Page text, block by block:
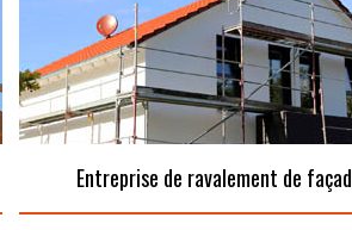
Entreprise de ravalement de